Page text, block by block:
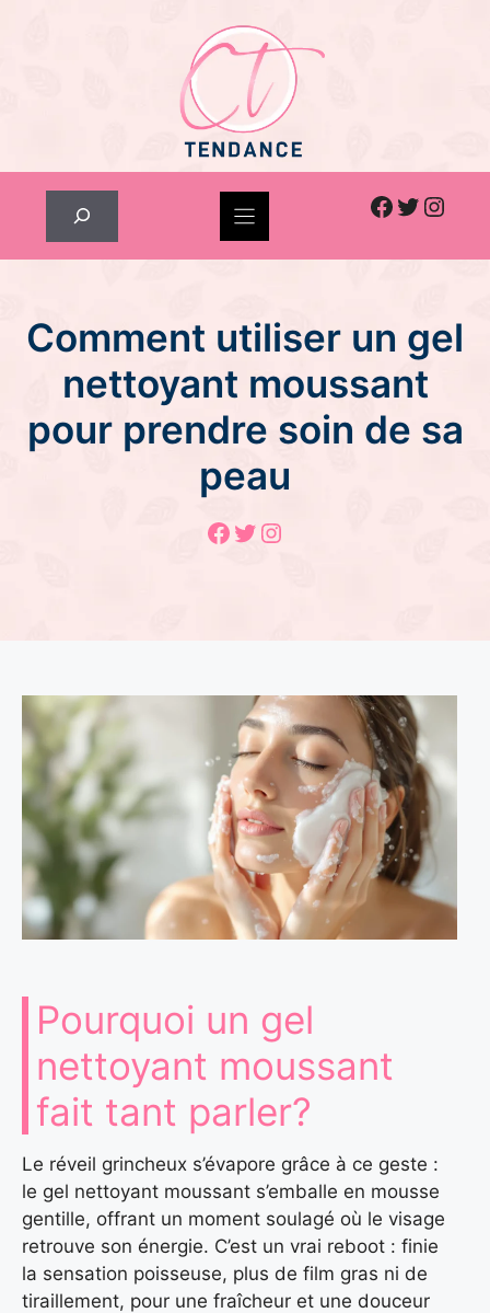
Facebook
Twitter
Comment utiliser un gel
nettoyant moussant
pour prendre soin de sa
peau
Facebook
Twitter
Instagram
Pourquoi un gel
nettoyant moussant
fait tant parler?
Le réveil grincheux s’évapore grâce à ce geste :
le gel nettoyant moussant s’emballe en mousse
gentille, offrant un moment soulagé où le visage
retrouve son énergie. C’est un vrai reboot : finie
la sensation poisseuse, plus de film gras ni de
tiraillement, pour une fraîcheur et une douceur